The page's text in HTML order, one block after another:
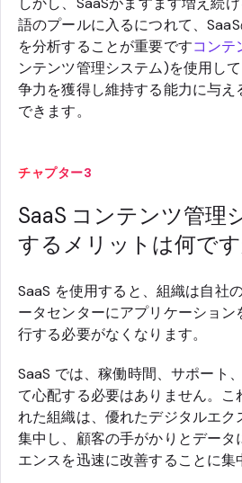
語のプールに入るにつれて、SaaS
を分析することが重要ですコンテ
ンテンツ管理システム)を使用し
争力を獲得し維持する能力に与
できます。
チャプター3
SaaS コンテンツ管理
するメリットは何で
SaaS を使用すると、組織は自社
ータセンターにアプリケーショ
行する必要がなくなります。
SaaS では、稼働時間、サポート
て心配する必要はありません。こ
れた組織は、優れたデジタルエ
集中し、顧客の手がかりとデータ
エンスを迅速に改善することに集